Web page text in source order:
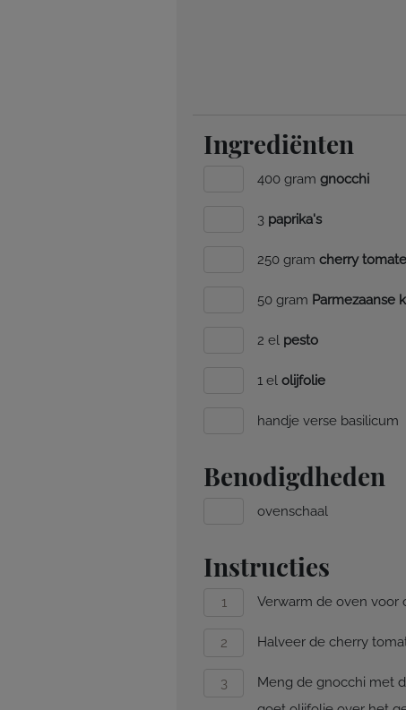
Ingrediënten
400 gram gnocchi
3 paprika's
250 gram cherry
50 gram Parmezaanse
2 el pesto
1 el olijfolie
handje verse basilicum
Benodigdheden
ovenschaal
Instructies
Verwarm de oven voor
Halveer de cherry
Meng de gnocchi met